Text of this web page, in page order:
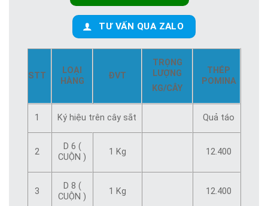
TƯ VẤN QUA ZALO
STT
LOẠI
HÀNG
ĐVT
TRỌNG
LƯỢNG
KG/CÂY
THÉP
POMINA
1 Ký hiệu trên cây sắt Quả táo
2
D 6 (
CUỘN )
1 Kg 12.400
3
D 8 (
CUỘN )
1 Kg 12.400